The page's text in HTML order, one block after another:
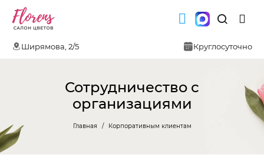
Ширямова, 2/5 Круглосуточно
Сотрудничество с
организациями
Главная Корпоративным клиентам